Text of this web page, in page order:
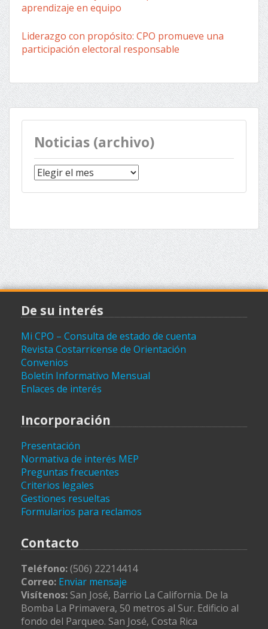
aprendizaje en equipo
Liderazgo con propósito: CPO promueve una
participación electoral responsable
Noticias (archivo)
Noticias
(archivo)
De su interés
Mi CPO – Consulta de estado de cuenta
Revista Costarricense de Orientación
Convenios
Boletín Informativo Mensual
Enlaces de interés
Incorporación
Presentación
Normativa de interés MEP
Preguntas frecuentes
Criterios legales
Gestiones resueltas
Formularios para reclamos
Contacto
Teléfono:(506) 22214414
Correo: Enviar mensaje
Visítenos: San José, Barrio La California. De la
Bomba La Primavera, 50 metros al Sur. Edificio al
fondo del Parqueo. San José, Costa Rica